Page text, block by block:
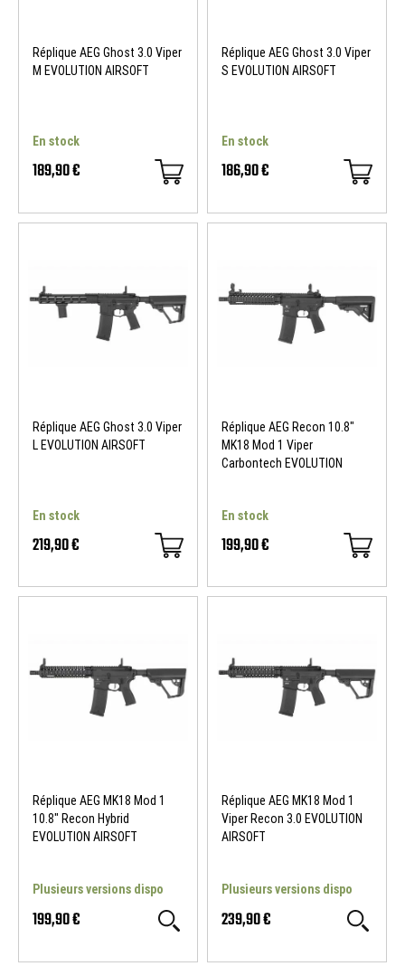
Réplique AEG Ghost 3.0 Viper
M EVOLUTION AIRSOFT
En stock
189,90 €
Réplique AEG Ghost 3.0 Viper
S EVOLUTION AIRSOFT
En stock
186,90 €
Réplique AEG Ghost 3.0 Viper
L EVOLUTION AIRSOFT
En stock
219,90 €
Réplique AEG Recon 10.8"
MK18 Mod 1 Viper
Carbontech EVOLUTION
En stock
199,90 €
Réplique AEG MK18 Mod 1
10.8" Recon Hybrid
EVOLUTION AIRSOFT
Plusieurs versions dispo
199,90 €
Réplique AEG MK18 Mod 1
Viper Recon 3.0 EVOLUTION
AIRSOFT
Plusieurs versions dispo
239,90 €